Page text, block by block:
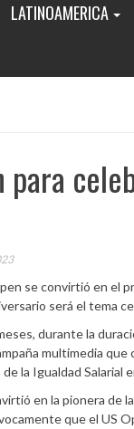
LATINOAMERICA
para
se convirtió en el
será el tema
durante la
multimedia que
la Igualdad Salarial
en la pionera de
que el US